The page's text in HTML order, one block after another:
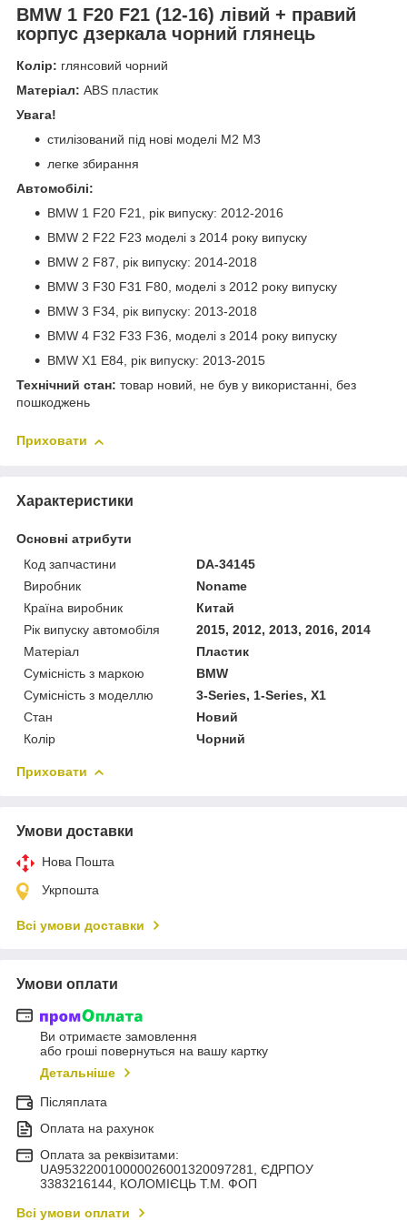
BMW 1 F20 F21 (12-16) лівий + правий
корпус дзеркала чорний глянець
Колір: глянсовий чорний
Матеріал: ABS пластик
Увага!
стилізований під нові моделі M2 M3
легке збирання
Автомобілі:
BMW 1 F20 F21, рік випуску: 2012-2016
BMW 2 F22 F23 моделі з 2014 року випуску
BMW 2 F87, рік випуску: 2014-2018
BMW 3 F30 F31 F80, моделі з 2012 року випуску
BMW 3 F34, рік випуску: 2013-2018
BMW 4 F32 F33 F36, моделі з 2014 року випуску
BMW X1 E84, рік випуску: 2013-2015
Технічний стан: товар новий, не був у використанні, без
пошкоджень
Приховати
Характеристики
Основні атрибути
Код запчастини
DA-34145
Виробник
Noname
Країна виробник
Китай
Рік випуску автомобіля
2015, 2012, 2013, 2016, 2014
Матеріал
Пластик
Сумісність з маркою
BMW
Сумісність з моделлю
3-Series, 1-Series, X1
Стан
Новий
Колір
Чорний
Приховати
Умови доставки
Нова Пошта
Укрпошта
Всі умови доставки
Умови оплати
Ви отримаєте замовлення
або гроші повернуться на вашу картку
Детальніше
Післяплата
Оплата на рахунок
Оплата за реквізитами:
UA953220010000026001320097281, ЄДРПОУ
3383216144, КОЛОМIЄЦЬ Т.М. ФОП
Всі умови оплати